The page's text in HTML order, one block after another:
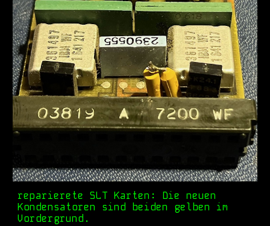
reparierete SLT Karten: Die neuen
Kondensatoren sind beiden gelben im
Vordergrund.